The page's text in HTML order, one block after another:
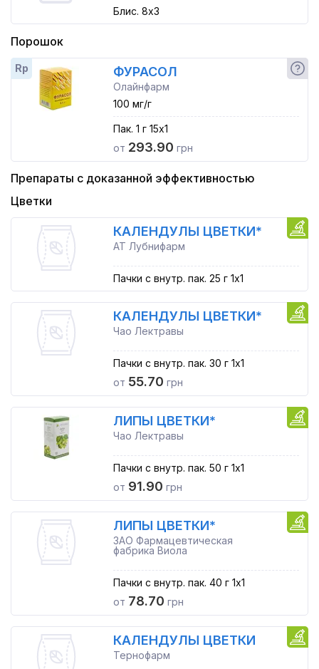
Блис. 8x3
Порошок
Rp ФУРАСОЛ
Олайнфарм
100 мг/г
Пак. 1 г 15x1
от 293.90 грн
Препараты с доказанной эффективностью
Цветки
КАЛЕНДУЛЫ ЦВЕТКИ*
АТ Лубнифарм
Пачки с внутр. пак. 25 г 1x1
КАЛЕНДУЛЫ ЦВЕТКИ*
Чао Лектравы
Пачки с внутр. пак. 30 г 1x1
от 55.70 грн
ЛИПЫ ЦВЕТКИ*
Чао Лектравы
Пачки с внутр. пак. 50 г 1x1
от 91.90 грн
ЛИПЫ ЦВЕТКИ*
ЗАО Фармацевтическая
фабрика Виола
Пачки с внутр. пак. 40 г 1x1
от 78.70 грн
КАЛЕНДУЛЫ ЦВЕТКИ
Тернофарм